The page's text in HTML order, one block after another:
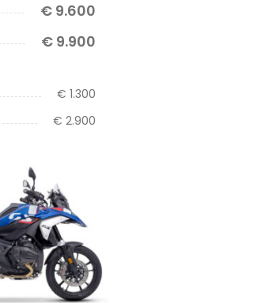
€ 9.600
€ 9.900
€ 1.300
€ 2.900